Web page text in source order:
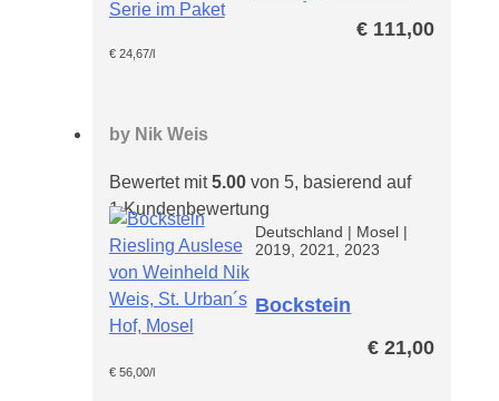
Avantgarde
€ 111,00
€24,67/l
by Nik Weis
Bewertet mit5.00von 5, basierend auf
1Kundenbewertung
Deutschland | Mosel |
2019, 2021, 2023
Bockstein
€ 21,00
€56,00/l